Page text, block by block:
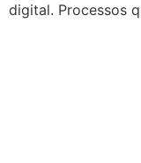
digital. Processos